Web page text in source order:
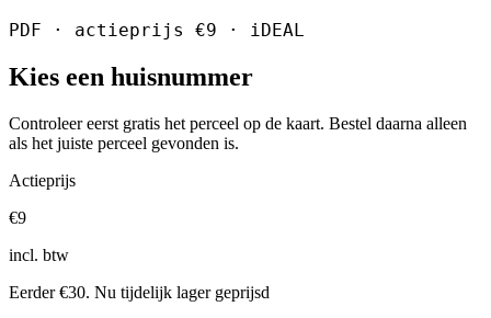
PDF · actieprijs €9 · iDEAL
Kies een huisnummer
Controleer eerst gratis het perceel op de kaart. Bestel daarna alleen
als het juiste perceel gevonden is.
Actieprijs
€9
incl. btw
Eerder €30. Nu tijdelijk lager geprijsd